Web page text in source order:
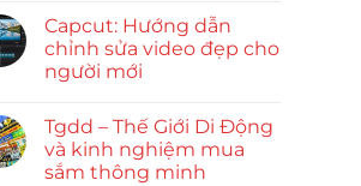
Capcut: Hướng dẫn
chỉnh sửa video đẹp cho
người mới
Tgdd – Thế Giới Di Động
và kinh nghiệm mua
sắm thông minh